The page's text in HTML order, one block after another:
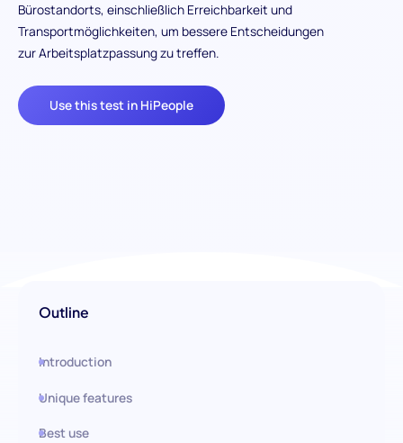
Bürostandorts, einschließlich Erreichbarkeit und
Transportmöglichkeiten, um bessere Entscheidungen
zur Arbeitsplatzpassung zu treffen.
Use this test in HiPeople
Outline
Introduction
Unique features
Best use